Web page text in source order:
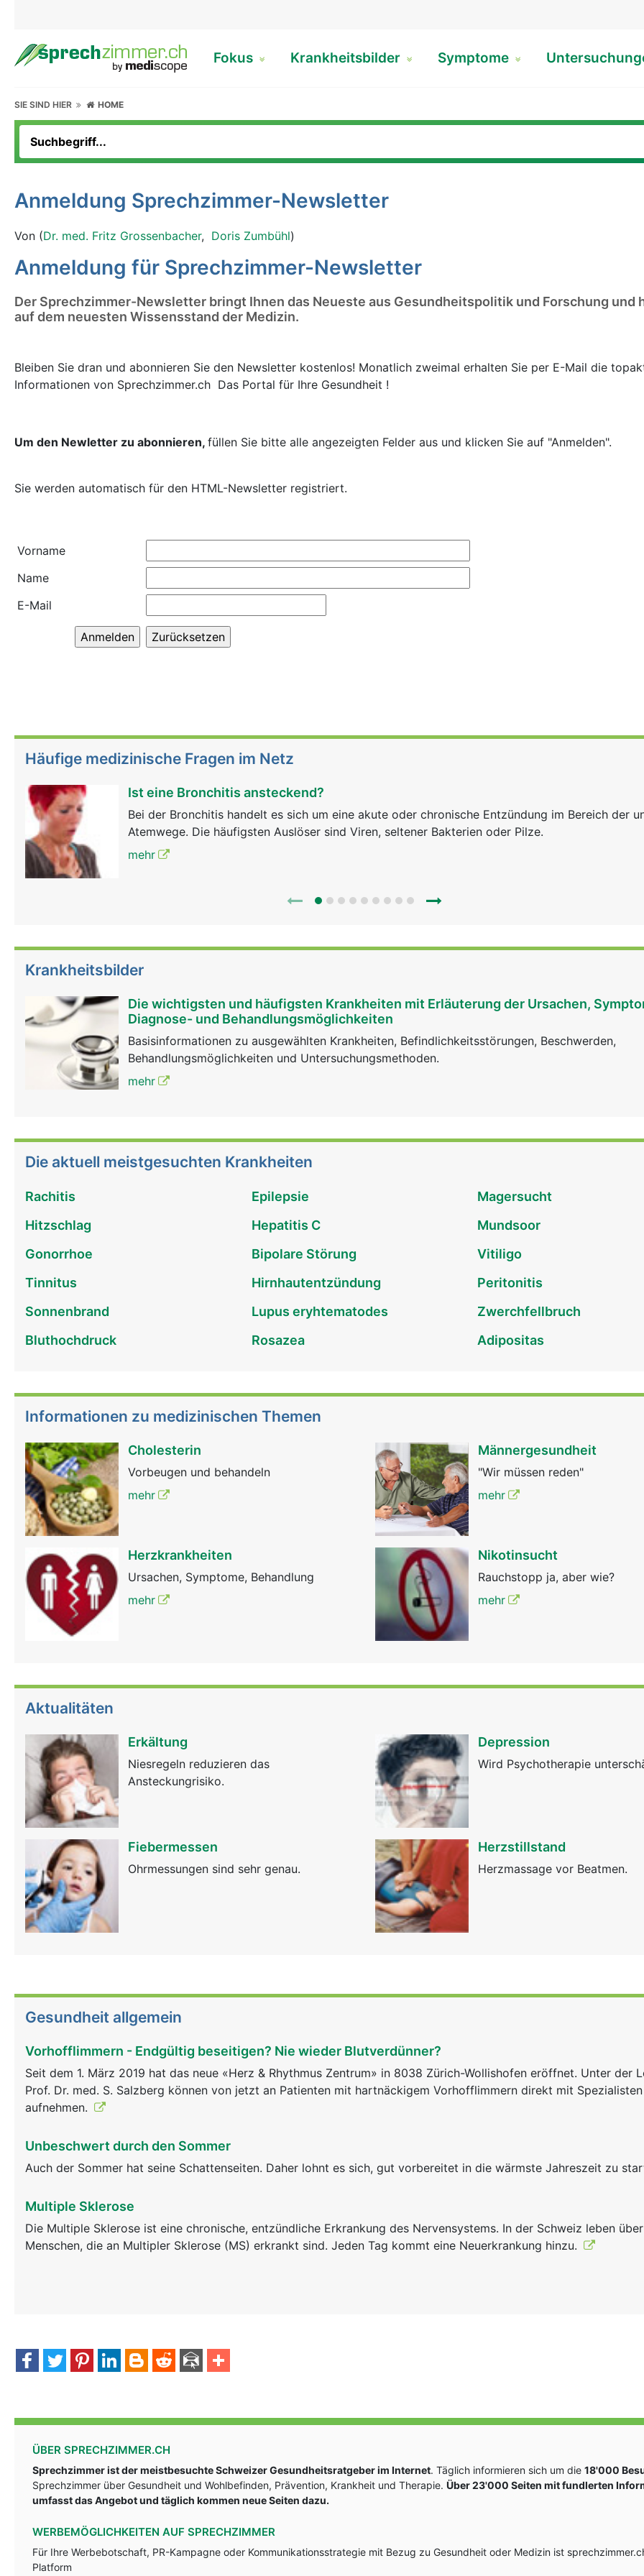
Fokus Krankheitsbilder Symptome
SIE SIND HIER HOME
Anmeldung Sprechzimmer-Newsletter
Von (Dr. med. Fritz Grossenbacher, Doris Zumbühl)
Anmeldung für Sprechzimmer-Newsletter
Der Sprechzimmer-Newsletter bringt Ihnen das Neueste aus Gesundheitspolitik und Forschung und
auf dem neuesten Wissensstand der Medizin.
Bleiben Sie dran und abonnieren Sie den Newsletter kostenlos! Monatlich zweimal erhalten Sie per E-Mail die
Informationen von Sprechzimmer.ch  Das Portal für Ihre Gesundheit !
Um den Newletter zu abonnieren, füllen Sie bitte alle angezeigten Felder aus und klicken Sie auf "Anmelden".
Sie werden automatisch für den HTML-Newsletter registriert.
Vorname
Name
E-Mail
Häufige medizinische Fragen im Netz
Ist eine Bronchitis ansteckend?
Bei der Bronchitis handelt es sich um eine akute oder chronische Entzündung im Bereich der
Atemwege. Die häufigsten Auslöser sind Viren, seltener Bakterien oder Pilze.
mehr
Krankheitsbilder
Die wichtigsten und häufigsten Krankheiten mit Erläuterung der Ursachen,
Diagnose- und Behandlungsmöglichkeiten
Basisinformationen zu ausgewählten Krankheiten, Befindlichkeitsstörungen, Beschwerden,
Behandlungsmöglichkeiten und Untersuchungsmethoden.
mehr
Die aktuell meistgesuchten Krankheiten
Rachitis Epilepsie
Magersucht
Hitzschlag
Hepatitis C
Mundsoor
Gonorrhoe
Bipolare Störung
Vitiligo
Tinnitus
Hirnhautentzündung
Peritonitis
Sonnenbrand
Lupus eryhtematodes
Zwerchfellbruch
Bluthochdruck
Rosazea Adipositas
Informationen zu medizinischen Themen
Cholesterin
Vorbeugen und behandeln
mehr
Männergesundheit
"Wir müssen reden"
mehr
Herzkrankheiten
Ursachen, Symptome, Behandlung
mehr
Nikotinsucht
Rauchstopp ja, aber wie?
mehr
Aktualitäten
Erkältung
Niesregeln reduzieren das
Ansteckungrisiko.
Depression
Wird Psychotherapie
Fiebermessen
Ohrmessungen sind sehr genau.
Herzstillstand
Herzmassage vor Beatmen.
Gesundheit allgemein
Vorhofflimmern - Endgültig beseitigen? Nie wieder Blutverdünner?
Seit dem 1. März 2019 hat das neue «Herz & Rhythmus Zentrum» in 8038 Zürich-Wollishofen eröffnet. Unter der
Prof. Dr. med. S. Salzberg können von jetzt an Patienten mit hartnäckigem Vorhofflimmern direkt mit
aufnehmen.
Unbeschwert durch den Sommer
Auch der Sommer hat seine Schattenseiten. Daher lohnt es sich, gut vorbereitet in die wärmste Jahreszeit zu
Multiple Sklerose
Die Multiple Sklerose ist eine chronische, entzündliche Erkrankung des Nervensystems. In der Schweiz leben
Menschen, die an Multipler Sklerose (MS) erkrankt sind. Jeden Tag kommt eine Neuerkrankung hinzu.
ÜBER SPRECHZIMMER.CH
Sprechzimmer ist der meistbesuchte Schweizer Gesundheitsratgeber im Internet. Täglich informieren sich um die 18'000
Sprechzimmer über Gesundheit und Wohlbefinden, Prävention, Krankheit und Therapie. Über 23'000 Seiten mit fundlerten
umfasst das Angebot und täglich kommen neue Seiten dazu.
WERBEMÖGLICHKEITEN AUF SPRECHZIMMER
Für Ihre Werbebotschaft, PR-Kampagne oder Kommunikationsstrategie mit Bezug zu Gesundheit oder Medizin ist
Platform